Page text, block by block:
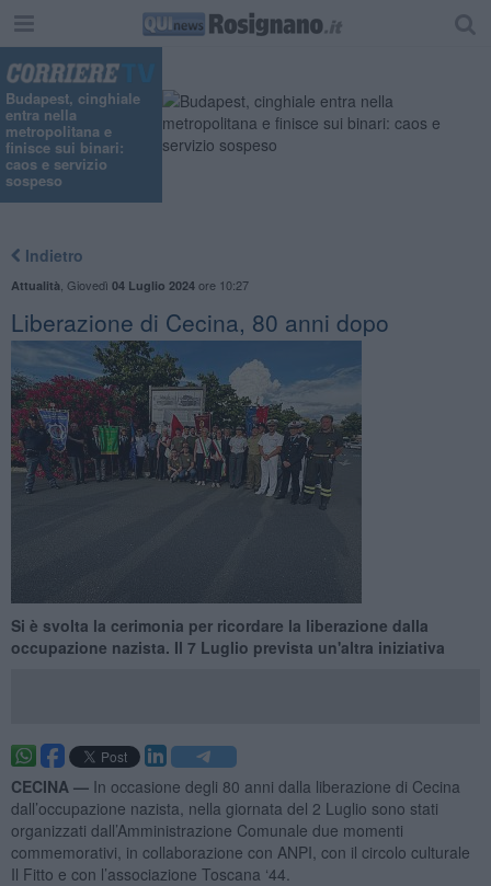
Budapest, cinghiale
entra nella
metropolitana e
finisce sui binari:
caos e servizio
sospeso
Indietro
Attualità Giovedì 04 Luglio 2024ore 10:27
Liberazione di Cecina, 80 anni dopo
Si è svolta la cerimonia per ricordare la liberazione dalla
occupazione nazista. Il 7 Luglio prevista un'altra iniziativa
CECINA — In occasione degli 80 anni dalla liberazione di Cecina
dall’occupazione nazista, nella giornata del 2 Luglio sono stati
organizzati dall’Amministrazione Comunale due momenti
commemorativi, in collaborazione con ANPI, con il circolo culturale
Il Fitto e con l’associazione Toscana ‘44.